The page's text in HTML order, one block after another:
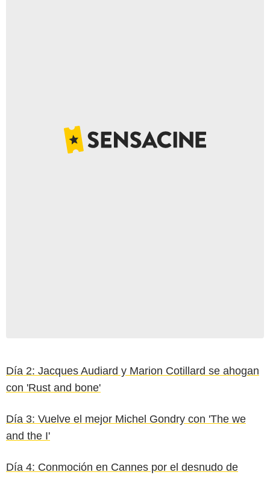
Día 2: Jacques Audiard y Marion Cotillard se ahogan
con 'Rust and bone'
Día 3: Vuelve el mejor Michel Gondry con 'The we
and the I'
Día 4: Conmoción en Cannes por el desnudo de